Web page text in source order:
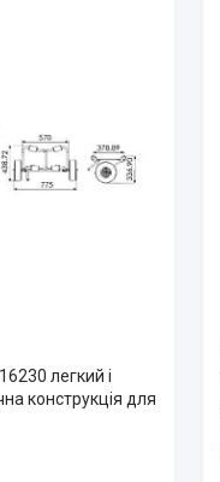
легкий і
конструкція для